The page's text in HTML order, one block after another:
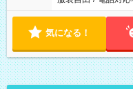
気になる！